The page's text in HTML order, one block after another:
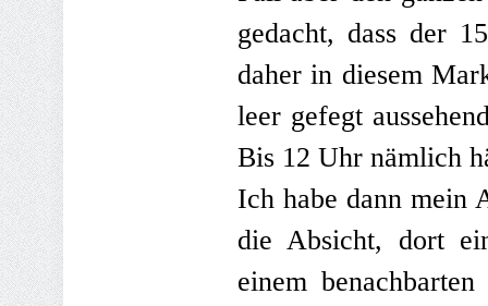
gedacht, dass der
daher in diesem
leer gefegt
Bis 12 Uhr nämlich
Ich habe dann mein
die Absicht, dort
einem